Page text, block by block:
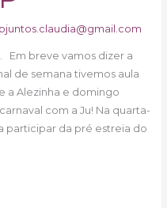
pjuntos.claudia@gmail.com
Em breve vamos dizer a
de semana tivemos aula
a Alezinha e domingo
com a Ju! Na quarta-
participar da pré estreia do